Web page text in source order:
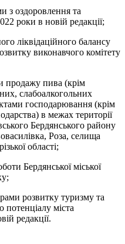
з оздоровлення та
роки в новій редакції;
ліквідаційного балансу
виконавчого комітету
продажу пива (крім
слабоалкогольних
господарювання (крім
в межах території
Бердянського району
Роза, селища
області;
Бердянської міської
розвитку туризму та
потенціалу міста
редакції.